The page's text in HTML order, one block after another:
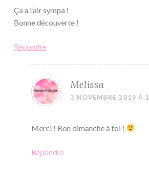
Ça a l’air sympa !
Bonne découverte !
Répondre
Melissa
3 NOVEMBRE 2019 À
Merci ! Bon dimanche à toi !
Répondre